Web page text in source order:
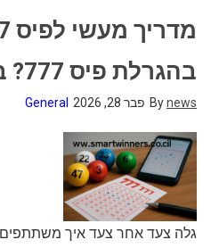
בהגרלת פיס 777? בביטחון ובקלות
Bynews פבר 28, 2026 General